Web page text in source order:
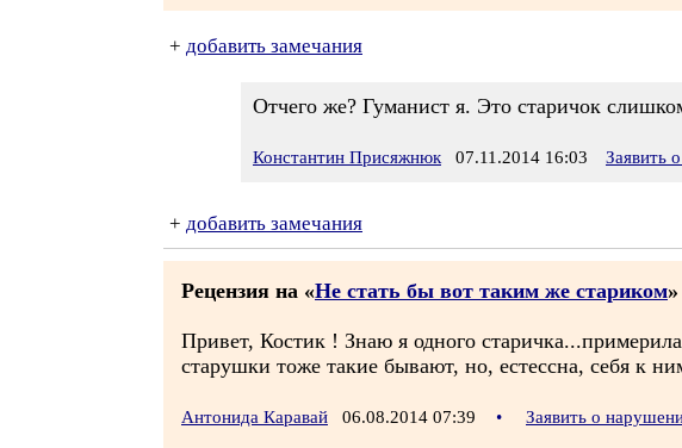
+ добавить замечания
Отчего же? Гуманист я. Это старичок
Константин Присяжнюк 07.11.2014 16:03 Заявить
+ добавить замечания
Рецензия на «Не стать бы вот таким же стариком
Привет, Костик ! Знаю я одного
старушки тоже такие бывают, но, естессна, себя к
Антонида Каравай 06.08.2014 07:39 • Заявить о